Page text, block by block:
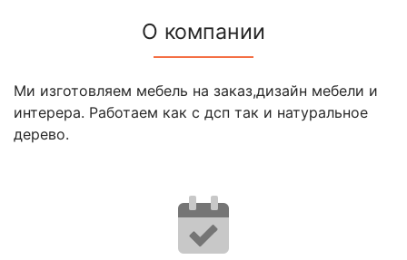
О компании
Ми изготовляем мебель на заказ,дизайн мебели и
интерера. Работаем как с дсп так и натуральное
дерево.